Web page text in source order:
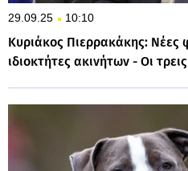
29.09.25 10:10
Κυριάκος Πιερρακάκης: Νέες
ιδιοκτήτες ακινήτων - Οι